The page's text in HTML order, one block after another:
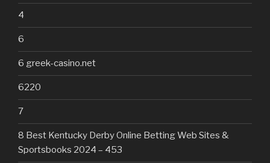
4
6
6 greek-casino.net
6220
7
8 Best Kentucky Derby Online Betting Web Sites &
Sportsbooks 2024 – 453